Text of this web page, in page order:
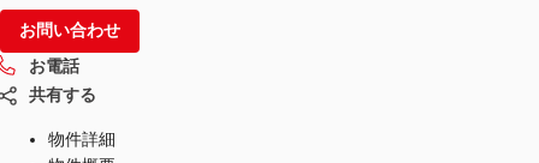
お問い合わせ
お電話
共有する
物件詳細